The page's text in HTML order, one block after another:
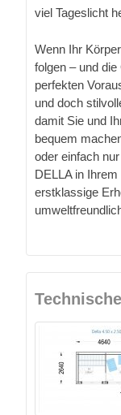
viel Tageslicht
Wenn Ihr
folgen – und
perfekten
und doch
damit Sie und
bequem
oder einfach
DELLA in
erstklassige